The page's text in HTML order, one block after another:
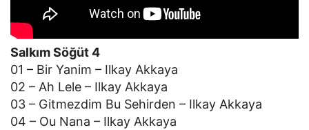
Salkım Söğüt 4
01 – Bir Yanim – Ilkay Akkaya
02 – Ah Lele – Ilkay Akkaya
03 – Gitmezdim Bu Sehirden – Ilkay Akkaya
04 – Ou Nana – Ilkay Akkaya